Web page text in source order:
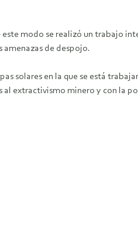
modo se realizó un trabajo
de despojo.
solares en la que se está
extractivismo minero y con la